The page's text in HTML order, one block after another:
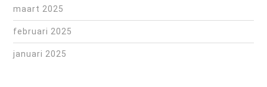
maart 2025
februari 2025
januari 2025